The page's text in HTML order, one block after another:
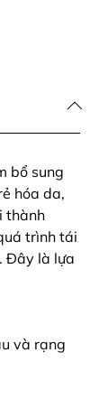
bổ sung
hóa da,
thành
trình tái
Đây là lựa
và rạng